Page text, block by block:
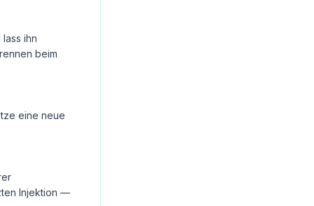
ihn
beim
eine neue
Injektion —